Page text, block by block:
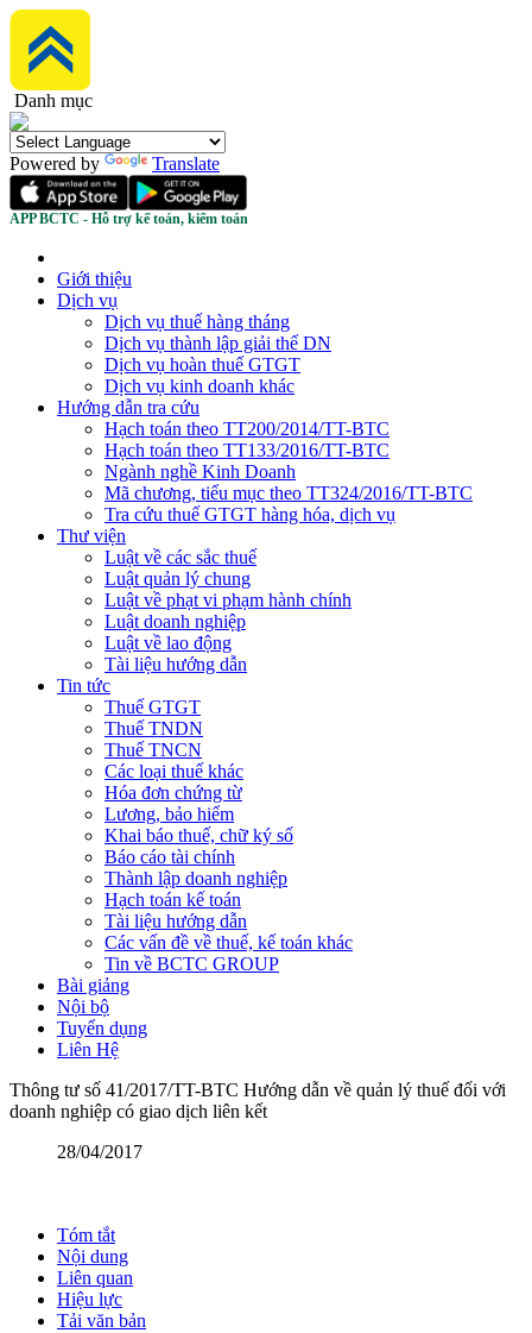
Danh mục
Powered by Translate
APP BCTC - Hỗ trợ kế toán, kiểm toán
Giới thiệu
Dịch vụ
Dịch vụ thuế hàng tháng
Dịch vụ thành lập giải thể DN
Dịch vụ hoàn thuế GTGT
Dịch vụ kinh doanh khác
Hướng dẫn tra cứu
Hạch toán theo TT200/2014/TT-BTC
Hạch toán theo TT133/2016/TT-BTC
Ngành nghề Kinh Doanh
Mã chương, tiểu mục theo TT324/2016/TT-BTC
Tra cứu thuế GTGT hàng hóa, dịch vụ
Thư viện
Luật về các sắc thuế
Luật quản lý chung
Luật về phạt vi phạm hành chính
Luật doanh nghiệp
Luật về lao động
Tài liệu hướng dẫn
Tin tức
Thuế GTGT
Thuế TNDN
Thuế TNCN
Các loại thuế khác
Hóa đơn chứng từ
Lương, bảo hiểm
Khai báo thuế, chữ ký số
Báo cáo tài chính
Thành lập doanh nghiệp
Hạch toán kế toán
Tài liệu hướng dẫn
Các vấn đề về thuế, kế toán khác
Tin về BCTC GROUP
Bài giảng
Nội bộ
Tuyển dụng
Liên Hệ
Thông tư số 41/2017/TT-BTC Hướng dẫn về quản lý thuế đối với
doanh nghiệp có giao dịch liên kết
28/04/2017
Tóm tắt
Nội dung
Liên quan
Hiệu lực
Tải văn bản